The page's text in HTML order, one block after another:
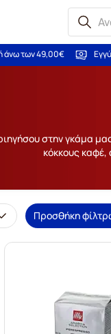
άνω των 49,00€
στην γκάμα
κόκκους καφέ,
Προσθήκη